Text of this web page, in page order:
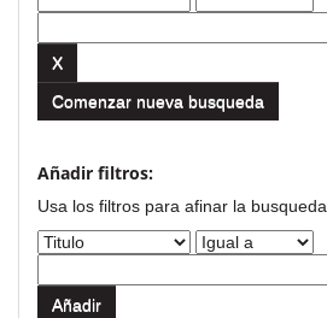
Comenzar nueva busqueda
Añadir filtros:
Usa los filtros para afinar la busqueda.